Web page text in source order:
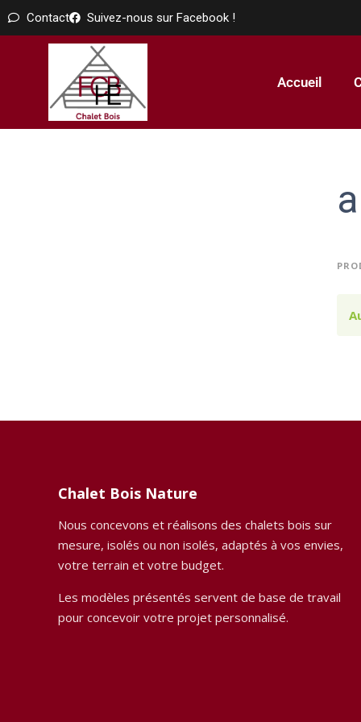
Contact Suivez-nous sur Facebook !
Accueil
Chalet Bois Nature
Nous concevons et réalisons des chalets bois sur
mesure, isolés ou non isolés, adaptés à vos envies,
votre terrain et votre budget.
Les modèles présentés servent de base de travail
pour concevoir votre projet personnalisé.